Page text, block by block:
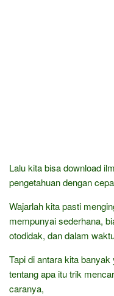
Lalu kita bisa download
pengetahuan dengan
Wajarlah kita pasti
mempunyai sederhana,
otodidak, dan dalam
Tapi di antara kita
tentang apa itu trik
caranya,